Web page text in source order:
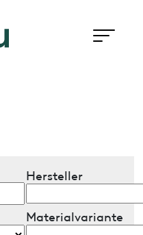
Hersteller
Materialvariante